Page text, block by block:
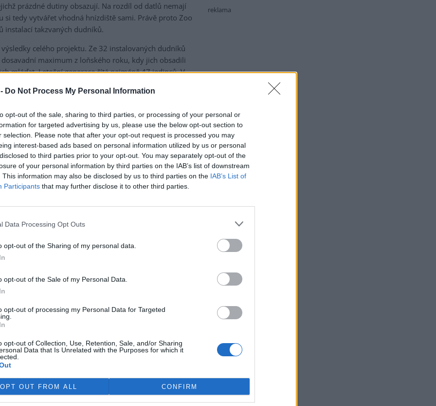
Do Not Process My Personal Information
opt-out of the sale, sharing to third parties, or processing of your personal or
for targeted advertising by us, please use the below opt-out section to
selection. Please note that after your opt-out request is processed you may
interest-based ads based on personal information utilized by us or personal
to third parties prior to your opt-out. You may separately opt-out of the
of your personal information by third parties on the IAB’s list of downstream
This information may also be disclosed by us to third parties on the IAB’s List of
Participants that may further disclose it to other third parties.
Data Processing Opt Outs
opt-out of the Sharing of my personal data.
opt-out of the Sale of my Personal Data.
opt-out of processing my Personal Data for Targeted
opt-out of Collection, Use, Retention, Sale, and/or Sharing
Data that Is Unrelated with the Purposes for which it
OPT OUT FROM ALL CONFIRM
prázdné dutiny obsazují. Na rozdíl od datlů nemají
si tedy vytvářet vhodná hnízdiště sami. Právě proto Zoo
instalací takzvaných dudníků.
celého projektu. Ze 32 instalovaných dudníků
maximum z loňského roku, kdy jich obsadili
mláďat. Letošní generace čítá nejméně 47 jedinců. V
letech se počty většinou držely pod hranicí
"Naším hlavním cílem je maximální rychlost, abychom
počet mláďat, odhadujeme jejich stáří a pečlivě
jiný druh – nejčastěji sýkory koňadry – nebo
uvedl Petr Šrámek, vedoucí kurátorů Zoo Brno a jeden
kontrast mezi jednotlivými rodinami. Zatímco v
mláďata připravená opustit hnízdo, ve dvou budkách
zahnízdění se u jednotlivých párů může lišit i o
druh. Ochrana jeho samotného i prostředí,
pomáhá desítkám dalších ohrožených živočichů a
pečuje, se tak daří například různým druhům
třemdavě bílé nebo konikleci velkokvětému.
například ochrana starých stromů s přirozenými
domov nejen pro dudky, ale i pro mnoho dalších
– pestré louky, stráně a zahrady bez nadměrného
více hmyzu a tím i dostatek potravy pro ptáky a
reklama